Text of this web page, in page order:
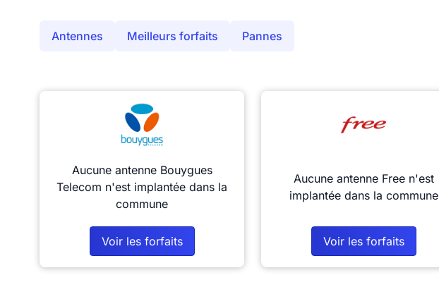
Antennes Meilleurs forfaits Pannes
Aucune antenne Bouygues
Telecom n'est implantée dans la
commune
Voir les forfaits
Aucune antenne Free n'est
implantée dans la commune
Voir les forfaits